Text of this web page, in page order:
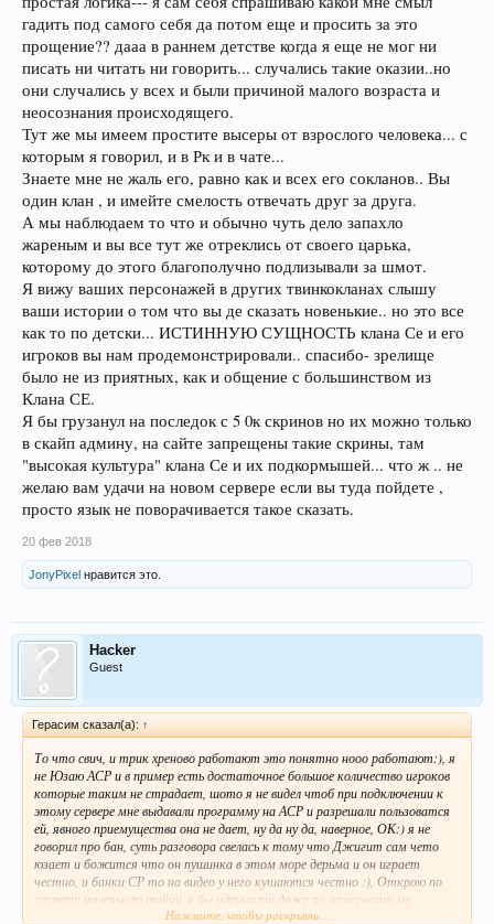
гадить под самого себя да потом еще и просить за это
прощение?? дааа в раннем детстве когда я еще не мог ни
писать ни читать ни говорить... случались такие оказии..но
они случались у всех и были причиной малого возраста и
неосознания происходящего.
Тут же мы имеем простите высеры от взрослого человека... с
которым я говорил, и в Рк и в чате...
Знаете мне не жаль его, равно как и всех его сокланов.. Вы
один клан , и имейте смелость отвечать друг за друга.
А мы наблюдаем то что и обычно чуть дело запахло
жареным и вы все тут же отреклись от своего царька,
которому до этого благополучно подлизывали за шмот.
Я вижу ваших персонажей в других твинкокланах слышу
ваши истории о том что вы де сказать новенькие.. но это все
как то по детски... ИСТИННУЮ СУЩНОСТЬ клана Се и его
игроков вы нам продемонстрировали.. спасибо- зрелище
было не из приятных, как и общение с большинством из
Клана СЕ.
Я бы грузанул на последок с 5 0к скринов но их можно только
в скайп админу, на сайте запрещены такие скрины, там
"высокая культура" клана Се и их подкормышей... что ж .. не
желаю вам удачи на новом сервере если вы туда пойдете ,
просто язык не поворачивается такое сказать.
20 фев 2018
JonyPixel нравится это.
Hacker
Guest
Герасим сказал(а): ↑
То что свич, и трик хреново работают это понятно нооо работают:), я
не Юзаю АСР и в пример есть достаточное большое количество игроков
которые таким не страдает, шото я не видел чтоб при подключении к
этому сервере мне выдавали программу на АСР и разрешали пользоватся
ей, явного приемущества она не дает, ну да ну да, наверное, ОК:) я не
говорил про бан, суть разговора свелась к тому что Джигит сам чето
юзает и божится что он пушинка в этом море дерьма и он играет
честно, и банки СР то на видео у него кушаются честно :), Открою по
секрету маленькую тайну, я бы адриналин даже по назначению не
использовал, ибо КС 1.6 вам в пример с кучей говно профитов с ПО и
Нажмите, чтобы раскрыть...